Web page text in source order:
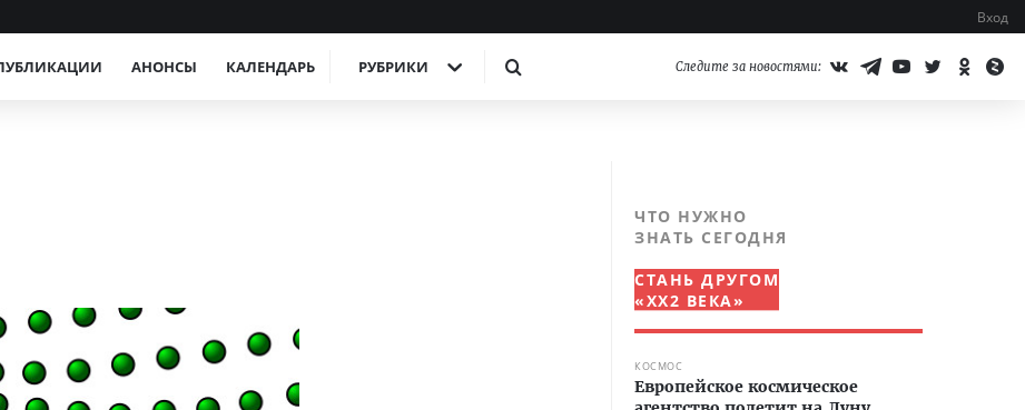
Вход
АНОНСЫ КАЛЕНДАРЬ РУБРИКИ Следите за новостями:
ЧТО НУЖНО
ЗНАТЬ СЕГОДНЯ
СТАНЬ ДРУГОМ
«XX2 ВЕКА»
КОСМОС
Европейское космическое